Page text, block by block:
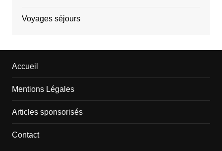
Voyages séjours
Accueil
Mentions Légales
Articles sponsorisés
Contact